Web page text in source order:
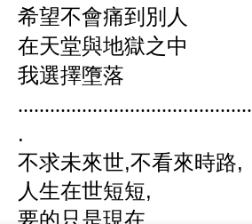
希望不會痛到別人
在天堂與地獄之中
我選擇墮落
............................................
.
不求未來世,不看來時路,
人生在世短短,
要的只是現在,